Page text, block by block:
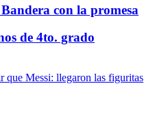
con la promesa
de 4to. grado